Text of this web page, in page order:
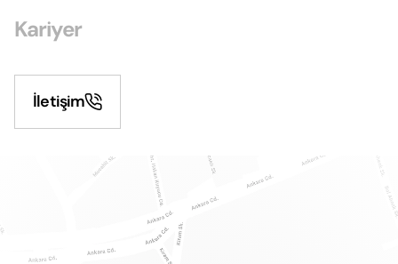
Kariyer
İletişim